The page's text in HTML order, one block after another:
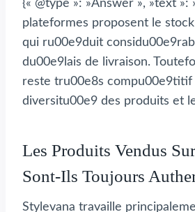
{« @type »: »Answer », »text »:
plateformes proposent le
qui ru00e9duit
du00e9lais de livraison.
reste tru00e8s compu00e9titif
diversitu00e9 des produits et
Les Produits Vendus
Sont-Ils Toujours
Stylevana travaille